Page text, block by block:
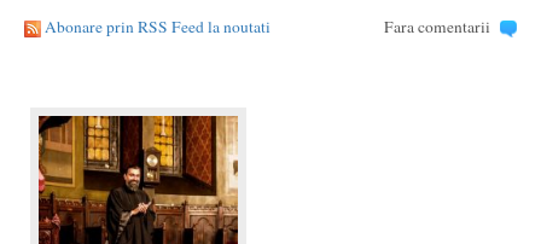
Abonare prin RSS Feed la noutati Fara comentarii